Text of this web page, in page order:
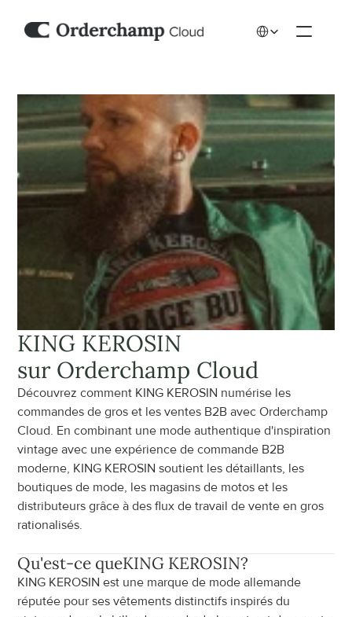
KING KEROSIN
sur Orderchamp Cloud
Découvrez comment KING KEROSIN numérise les
commandes de gros et les ventes B2B avec Orderchamp
Cloud. En combinant une mode authentique d'inspiration
vintage avec une expérience de commande B2B
moderne, KING KEROSIN soutient les détaillants, les
boutiques de mode, les magasins de motos et les
distributeurs grâce à des flux de travail de vente en gros
rationalisés.
Qu'est-ce queKING KEROSIN?
KING KEROSIN est une marque de mode allemande
réputée pour ses vêtements distinctifs inspirés du